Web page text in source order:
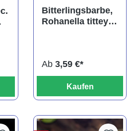
von 5 von 5 Sternen
Bitterlingsbarbe,
Rohanella titteya,
Ab 3,59 €*
Kaufen